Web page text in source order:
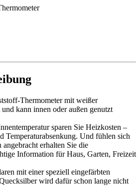
Thermometer mit weißer
kann innen oder außen genutzt
sparen Sie Heizkosten –
Temperaturabsenkung. Und fühlen sich
erhalten Sie die
Information für Haus, Garten, Freizeit
mit einer speziell eingefärbten
wird dafür schon lange nicht